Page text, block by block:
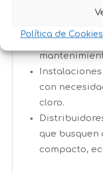
Política de Cookies
Spas y
con
cloro.
que
compacto,